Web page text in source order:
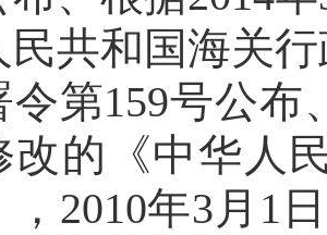
民共和国海关
令第159号公布
改的《中华人
，2010年3月1